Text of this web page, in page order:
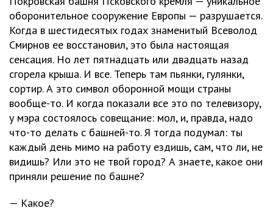
оборонительное сооружение Европы — разрушается.
Когда в шестидесятых годах знаменитый Всеволод
Смирнов ее восстановил, это была настоящая
сенсация. Но лет пятнадцать или двадцать назад
сгорела крыша. И все. Теперь там пьянки, гулянки,
сортир. А это символ оборонной мощи страны
вообще-то. И когда показали все это по телевизору,
у мэра состоялось совещание: мол, и, правда, надо
что-то делать с башней-то. Я тогда подумал: ты
каждый день мимо на работу ездишь, сам, что ли, не
видишь? Или это не твой город? А знаете, какое они
приняли решение по башне?
— Какое?